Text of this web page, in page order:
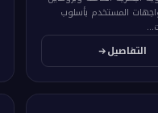
المستخدم بأسلوب
التفاصيل